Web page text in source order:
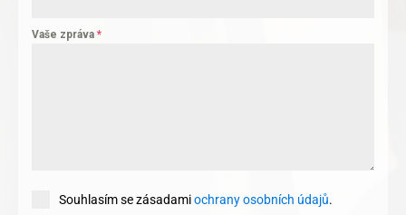
Vaše zpráva *
Souhlasím se zásadamiochrany osobních údajů.